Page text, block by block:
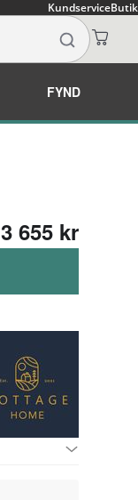
KundserviceButik
FYND
3 655 kr